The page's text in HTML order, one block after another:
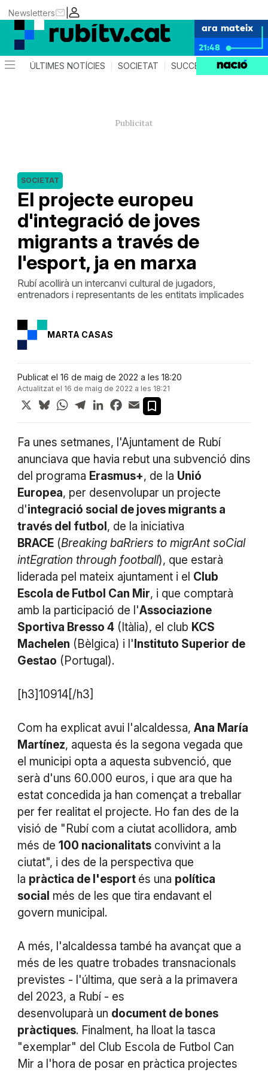
|
Newsletters
ara mateix
21:48
ÚLTIMES NOTÍCIES SOCIETAT SUCCESSOS
El projecte europeu
d'integració de joves
migrants a través de
l'esport, ja en marxa
SOCIETAT
Rubí acollirà un intercanvi cultural de jugadors,
entrenadors i representants de les entitats implicades
MARTA CASAS
Publicat el 16 de maig de 2022 a les 18:20
Actualitzat el 16 de maig de 2022 a les 18:21
X BlueskyWhatsApp
TelegramLinkedInFacebook
Email
Fa unes setmanes, l'Ajuntament de Rubí
anunciava que havia rebut una subvenció dins
del programa Erasmus+, de la Unió
Europea, per desenvolupar un projecte
d'integració social de joves migrants a
través del futbol , de la iniciativa
BRACE(Breaking baRriers to migrAnt soCial
intEgration through football), que estarà
liderada pel mateix ajuntament i el Club
Escola de Futbol Can Mir, i que comptarà
amb la participació de l'Associazione
Sportiva Bresso 4(Itàlia), el club KCS
Machelen (Bèlgica) i l' Instituto Superior de
Gestao (Portugal).
[h3]10914[/h3]
Com ha explicat avui l'alcaldessa, Ana María
Martínez, aquesta és la segona vegada que
el municipi opta a aquesta subvenció, que
serà d'uns 60.000 euros, i que ara que ha
estat concedida ja han començat a treballar
per fer realitat el projecte. Ho fan des de la
visió de "Rubí com a ciutat acollidora, amb
més de 100 nacionalitatsconvivint a la
ciutat", i des de la perspectiva que
la pràctica de l'esport és una política
social més de les que tira endavant el
govern municipal.
A més, l'alcaldessa també ha avançat que a
més de les quatre trobades transnacionals
previstes - l'última, que serà a la primavera
del 2023, a Rubí - es
desenvoluparà un document de bones
pràctiques. Finalment, ha lloat la tasca
"exemplar" del Club Escola de Futbol Can
Mir a l'hora de posar en pràctica projectes